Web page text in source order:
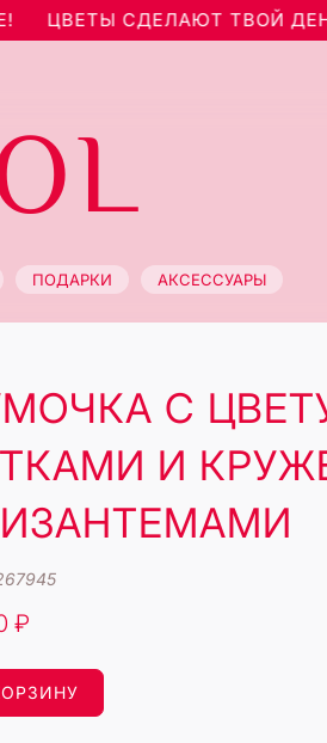
ЦВЕТЫ СДЕЛАЮТ ТВОЙ ДЕНЬ
ПОДАРКИ АКСЕССУАРЫ
С
И
₽